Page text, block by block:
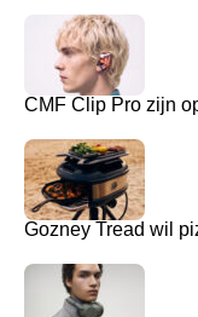
CMF Clip Pro zijn
Gozney Tread wil